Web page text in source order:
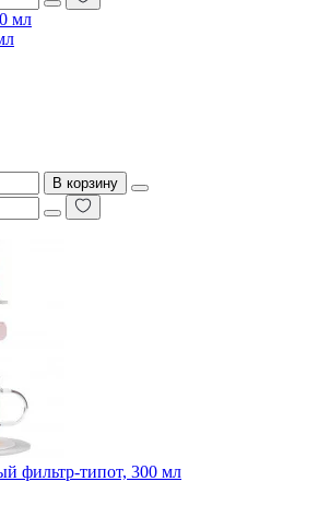
В корзину
фильтр-типот, 300 мл